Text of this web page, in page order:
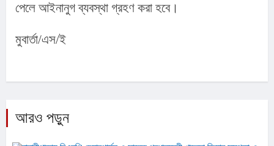
পেলে আইনানুগ ব্যবস্থা গ্রহণ করা হবে।
মুবার্তা/এস/ই
আরও পড়ুন